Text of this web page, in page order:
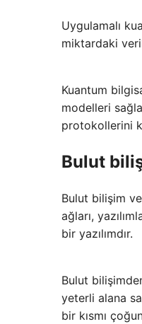
Uygulamalı
miktardaki
Kuantum
modelleri
protokollerini
Bulut
Bulut bilişim
ağları,
bir yazılımdır.
Bulut
yeterli alana
bir kısmı